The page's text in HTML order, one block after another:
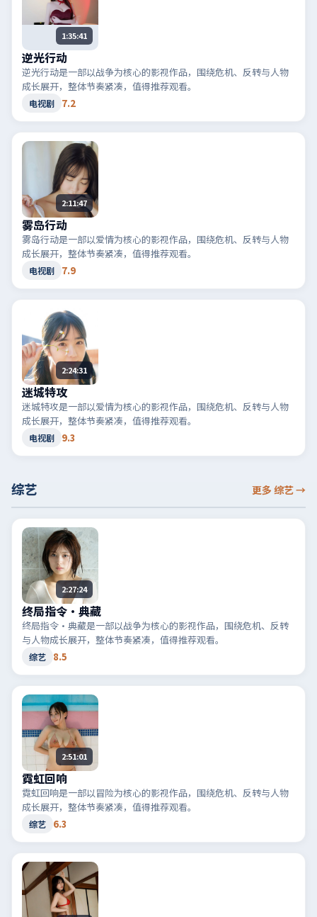
1:35:41
逆光行动
逆光行动是一部以战争为核心的影视作品，围绕危机、反转与人物
成长展开，整体节奏紧凑，值得推荐观看。
电视剧 7.2
2:11:47
雾岛行动
雾岛行动是一部以爱情为核心的影视作品，围绕危机、反转与人物
成长展开，整体节奏紧凑，值得推荐观看。
电视剧 7.9
2:24:31
迷城特攻
迷城特攻是一部以爱情为核心的影视作品，围绕危机、反转与人物
成长展开，整体节奏紧凑，值得推荐观看。
电视剧 9.3
综艺 更多 综艺→
2:27:24
终局指令·典藏
终局指令·典藏是一部以战争为核心的影视作品，围绕危机、反转
与人物成长展开，整体节奏紧凑，值得推荐观看。
综艺 8.5
2:51:01
霓虹回响
霓虹回响是一部以冒险为核心的影视作品，围绕危机、反转与人物
成长展开，整体节奏紧凑，值得推荐观看。
综艺 6.3